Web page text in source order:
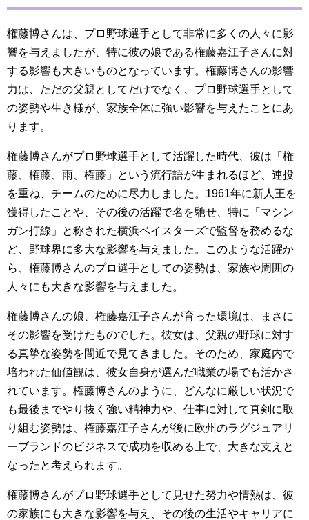
権藤博さんは、プロ野球選手として非常に多くの人々に影
響を与えましたが、特に彼の娘である権藤嘉江子さんに対
する影響も大きいものとなっています。権藤博さんの影響
力は、ただの父親としてだけでなく、プロ野球選手として
の姿勢や生き様が、家族全体に強い影響を与えたことにあ
ります。
権藤博さんがプロ野球選手として活躍した時代、彼は「権
藤、権藤、雨、権藤」という流行語が生まれるほど、連投
を重ね、チームのために尽力しました。1961年に新人王を
獲得したことや、その後の活躍で名を馳せ、特に「マシン
ガン打線」と称された横浜ベイスターズで監督を務めるな
ど、野球界に多大な影響を与えました。このような活躍か
ら、権藤博さんのプロ選手としての姿勢は、家族や周囲の
人々にも大きな影響を与えました。
権藤博さんの娘、権藤嘉江子さんが育った環境は、まさに
その影響を受けたものでした。彼女は、父親の野球に対す
る真摯な姿勢を間近で見てきました。そのため、家庭内で
培われた価値観は、彼女自身が選んだ職業の場でも活かさ
れています。権藤博さんのように、どんなに厳しい状況で
も最後までやり抜く強い精神力や、仕事に対して真剣に取
り組む姿勢は、権藤嘉江子さんが後に欧州のラグジュアリ
ーブランドのビジネスで成功を収める上で、大きな支えと
なったと考えられます。
権藤博さんがプロ野球選手として見せた努力や情熱は、彼
の家族にも大きな影響を与え、その後の生活やキャリアに